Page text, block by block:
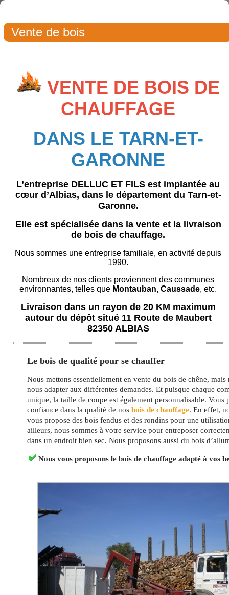
Vente de bois
VENTE DE BOIS DE
CHAUFFAGE
DANS LE TARN-ET-
GARONNE
L’entreprise DELLUC ET FILS est implantée au
cœur d’Albias, dans le département du Tarn-et-
Garonne.
Elle est spécialisée dans la vente et la livraison
de bois de chauffage.
Nous sommes une entreprise familiale, en activité depuis
1990.
Nombreux de nos clients proviennent des communes
environnantes, telles que Montauban, Caussade, etc.
Livraison dans un rayon de 20 KM maximum
autour du dépôt situé 11 Route de Maubert
82350 ALBIAS
Le bois de qualité pour se chauffer
Nous mettons essentiellement en vente du bois de chêne, mais
nous adapter aux différentes demandes. Et puisque chaque
unique, la taille de coupe est également personnalisable. Vous
confiance dans la qualité de nos bois de chauffage. En effet,
vous propose des bois fendus et des rondins pour une
ailleurs, nous sommes à votre service pour entreposer
dans un endroit bien sec. Nous proposons aussi du bois
Nous vous proposons le bois de chauffage adapté à vos